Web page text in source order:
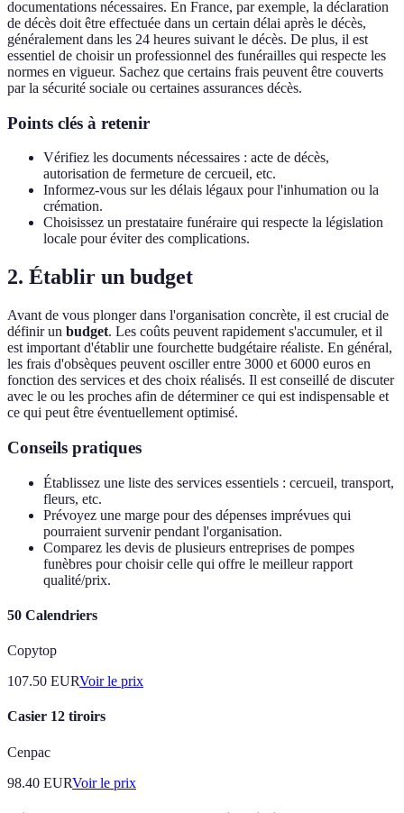
documentations nécessaires. En France, par exemple, la déclaration
de décès doit être effectuée dans un certain délai après le décès,
généralement dans les 24 heures suivant le décès. De plus, il est
essentiel de choisir un professionnel des funérailles qui respecte les
normes en vigueur. Sachez que certains frais peuvent être couverts
par la sécurité sociale ou certaines assurances décès.
Points clés à retenir
Vérifiez les documents nécessaires : acte de décès,
autorisation de fermeture de cercueil, etc.
Informez-vous sur les délais légaux pour l'inhumation ou la
crémation.
Choisissez un prestataire funéraire qui respecte la législation
locale pour éviter des complications.
2. Établir un budget
Avant de vous plonger dans l'organisation concrète, il est crucial de
définir un budget. Les coûts peuvent rapidement s'accumuler, et il
est important d'établir une fourchette budgétaire réaliste. En général,
les frais d'obsèques peuvent osciller entre 3000 et 6000 euros en
fonction des services et des choix réalisés. Il est conseillé de discuter
avec le ou les proches afin de déterminer ce qui est indispensable et
ce qui peut être éventuellement optimisé.
Conseils pratiques
Établissez une liste des services essentiels : cercueil, transport,
fleurs, etc.
Prévoyez une marge pour des dépenses imprévues qui
pourraient survenir pendant l'organisation.
Comparez les devis de plusieurs entreprises de pompes
funèbres pour choisir celle qui offre le meilleur rapport
qualité/prix.
50 Calendriers
Copytop
107.50 EURVoir le prix
Casier 12 tiroirs
Cenpac
98.40 EURVoir le prix